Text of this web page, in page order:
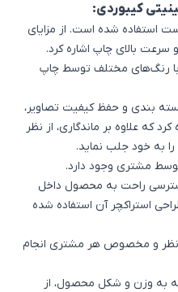
کیبوردی:
استفاده شده است. از مزایای
بالای چاپ اشاره کرد.
رنگ‌های مختلف توسط چاپ
بندی و حفظ کیفیت تصاویر،
که علاوه بر ماندگاری، از نظر
به خود جلب نماید.
مشتری وجود دارد.
راحت به محصول داخل
استراکچر آن استفاده شده
نظر و مخصوص هر مشتری انجام
به وزن و شکل محصول، از